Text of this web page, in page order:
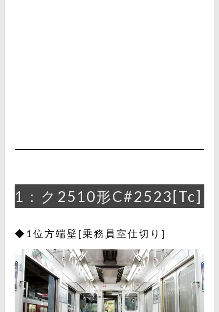
1：ク2510形C#2523[Tc]
◆1位方端壁[乗務員室仕切り]